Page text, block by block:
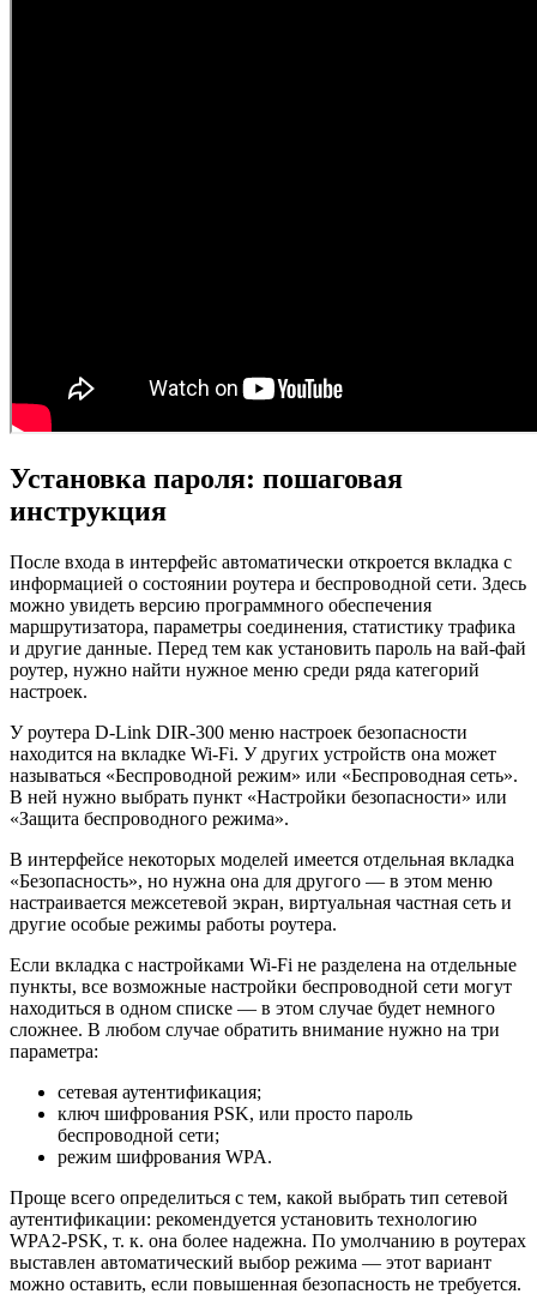
Установка пароля: пошаговая
инструкция
После входа в интерфейс автоматически откроется вкладка с
информацией о состоянии роутера и беспроводной сети. Здесь
можно увидеть версию программного обеспечения
маршрутизатора, параметры соединения, статистику трафика
и другие данные. Перед тем как установить пароль на вай-фай
роутер, нужно найти нужное меню среди ряда категорий
настроек.
У роутера D-Link DIR-300 меню настроек безопасности
находится на вкладке Wi-Fi. У других устройств она может
называться «Беспроводной режим» или «Беспроводная сеть».
В ней нужно выбрать пункт «Настройки безопасности» или
«Защита беспроводного режима».
В интерфейсе некоторых моделей имеется отдельная вкладка
«Безопасность», но нужна она для другого — в этом меню
настраивается межсетевой экран, виртуальная частная сеть и
другие особые режимы работы роутера.
Если вкладка с настройками Wi-Fi не разделена на отдельные
пункты, все возможные настройки беспроводной сети могут
находиться в одном списке — в этом случае будет немного
сложнее. В любом случае обратить внимание нужно на три
параметра:
сетевая аутентификация;
ключ шифрования PSK, или просто пароль
беспроводной сети;
режим шифрования WPA.
Проще всего определиться с тем, какой выбрать тип сетевой
аутентификации: рекомендуется установить технологию
WPA2-PSK, т. к. она более надежна. По умолчанию в роутерах
выставлен автоматический выбор режима — этот вариант
можно оставить, если повышенная безопасность не требуется.